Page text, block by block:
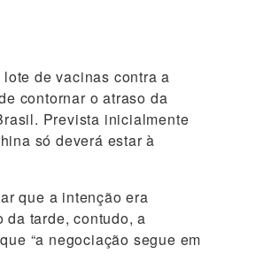
de vacinas contra a
contornar o atraso da
Prevista inicialmente
só deverá estar à
que a intenção era
tarde, contudo, a
“a negociação segue em